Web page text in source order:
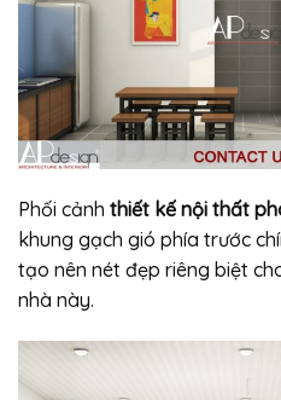
Phối cảnh thiết kế nội thất
khung gạch gió phía trước
tạo nên nét đẹp riêng biệt
nhà này.